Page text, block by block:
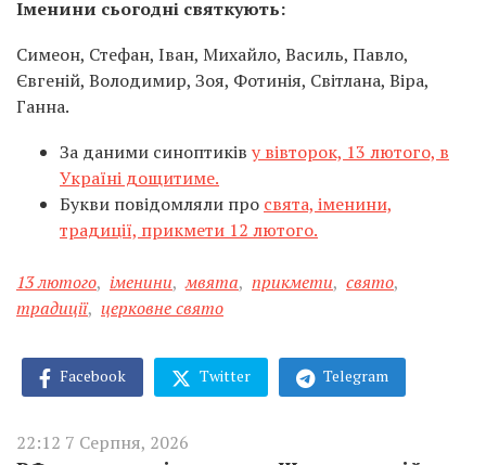
Іменини сьогодні святкують:
Симеон, Стефан, Іван, Михайло, Василь, Павло,
Євгеній, Володимир, Зоя, Фотинія, Світлана, Віра,
Ганна.
За даними синоптиків у вівторок, 13 лютого, в
Україні дощитиме.
Букви повідомляли про свята, іменини,
традиції, прикмети 12 лютого.
13 лютого, іменини, мвята, прикмети, свято,
традиції, церковне свято
Facebook Twitter Telegram
22:12 7 Серпня, 2026